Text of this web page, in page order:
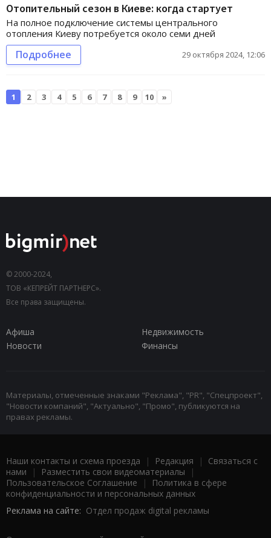
Отопительный сезон в Киеве: когда стартует
На полное подключение системы центрального
отопления Киеву потребуется около семи дней
Подробнее 29 октября 2024, 12:06
1 2 3 4 5 6 7 8 9 10 »
© 2000-2024,
ТОВ «КЕПРЕЙТ ПАРТНЕРС».
Все права защищены.
Афиша
Недвижимость
Новости
Финансы
Материалы, отмеченные знаками "Реклама", "PR", "Спецпроект",
"Новости компаний", "Актуально", "Промо", публикуются на
правах рекламы.
Наши контакты и схема проезда | Редакция | Связаться с
нами | Разместить свои видеоматериалы |
Пользовательское Соглашение |
Политика в сфере
конфиденциальности и персональных данных
Реклама на сайте: Отдел продаж digital рекламы